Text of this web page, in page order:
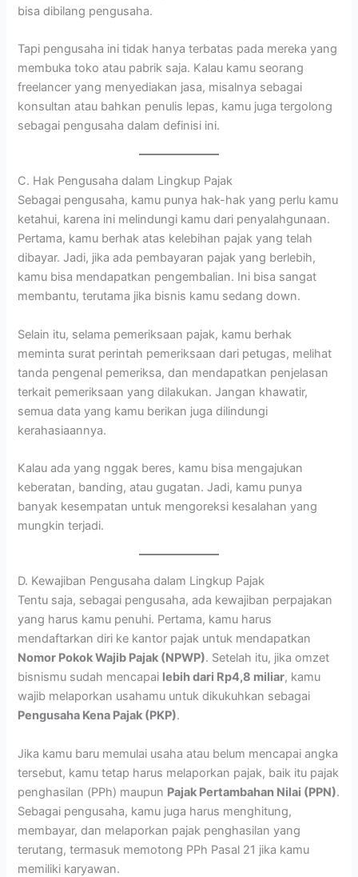
bisa dibilang pengusaha.
Tapi pengusaha ini tidak hanya terbatas pada mereka yang
membuka toko atau pabrik saja. Kalau kamu seorang
freelancer yang menyediakan jasa, misalnya sebagai
konsultan atau bahkan penulis lepas, kamu juga tergolong
sebagai pengusaha dalam definisi ini.
C. Hak Pengusaha dalam Lingkup Pajak
Sebagai pengusaha, kamu punya hak-hak yang perlu kamu
ketahui, karena ini melindungi kamu dari penyalahgunaan.
Pertama, kamu berhak atas kelebihan pajak yang telah
dibayar. Jadi, jika ada pembayaran pajak yang berlebih,
kamu bisa mendapatkan pengembalian. Ini bisa sangat
membantu, terutama jika bisnis kamu sedang down.
Selain itu, selama pemeriksaan pajak, kamu berhak
meminta surat perintah pemeriksaan dari petugas, melihat
tanda pengenal pemeriksa, dan mendapatkan penjelasan
terkait pemeriksaan yang dilakukan. Jangan khawatir,
semua data yang kamu berikan juga dilindungi
kerahasiaannya.
Kalau ada yang nggak beres, kamu bisa mengajukan
keberatan, banding, atau gugatan. Jadi, kamu punya
banyak kesempatan untuk mengoreksi kesalahan yang
mungkin terjadi.
D. Kewajiban Pengusaha dalam Lingkup Pajak
Tentu saja, sebagai pengusaha, ada kewajiban perpajakan
yang harus kamu penuhi. Pertama, kamu harus
mendaftarkan diri ke kantor pajak untuk mendapatkan
Nomor Pokok Wajib Pajak (NPWP). Setelah itu, jika omzet
bisnismu sudah mencapai lebih dari Rp4,8 miliar, kamu
wajib melaporkan usahamu untuk dikukuhkan sebagai
Pengusaha Kena Pajak (PKP).
Jika kamu baru memulai usaha atau belum mencapai angka
tersebut, kamu tetap harus melaporkan pajak, baik itu pajak
penghasilan (PPh) maupun Pajak Pertambahan Nilai (PPN).
Sebagai pengusaha, kamu juga harus menghitung,
membayar, dan melaporkan pajak penghasilan yang
terutang, termasuk memotong PPh Pasal 21 jika kamu
memiliki karyawan.